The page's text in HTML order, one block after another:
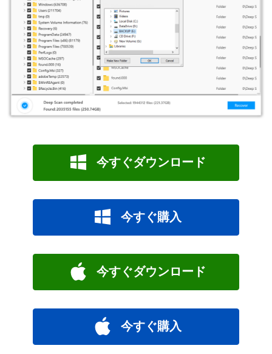
今すぐダウンロード
今すぐ購入
今すぐダウンロード
今すぐ購入